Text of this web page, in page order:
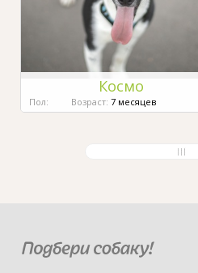
Космо
Пол: Возраст: 7 месяцев